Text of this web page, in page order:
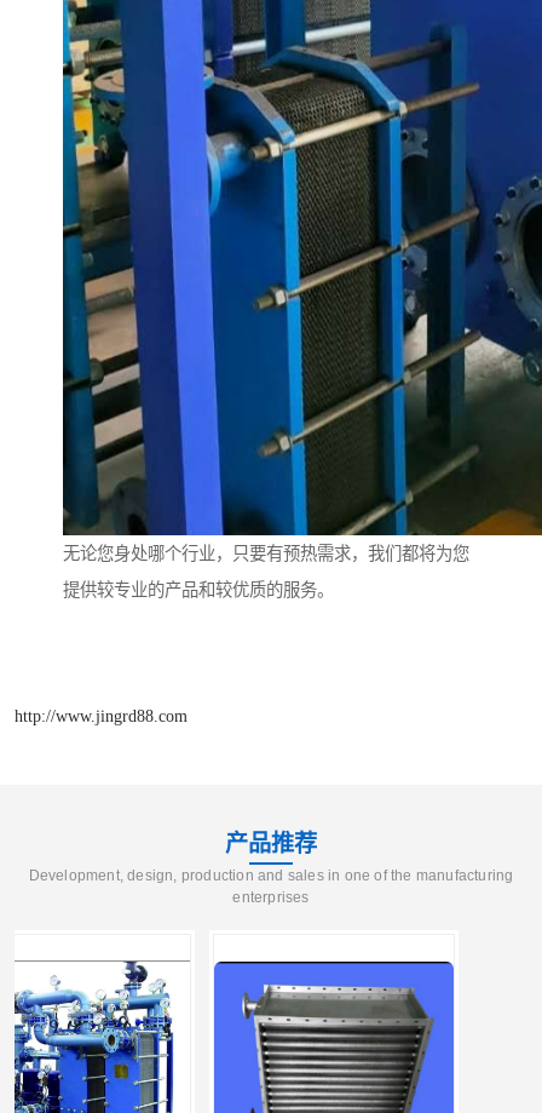
无论您身处哪个行业，只要有预热需求，我们都将为您
提供较专业的产品和较优质的服务。
http://www.jingrd88.com
产品推荐
Development, design, production and sales in one of the manufacturing
enterprises